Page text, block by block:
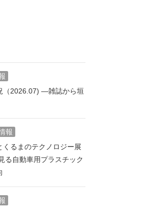
（2026.07) ―雑誌から垣
報
るまのテクノロジー展
る自動車用プラスチック